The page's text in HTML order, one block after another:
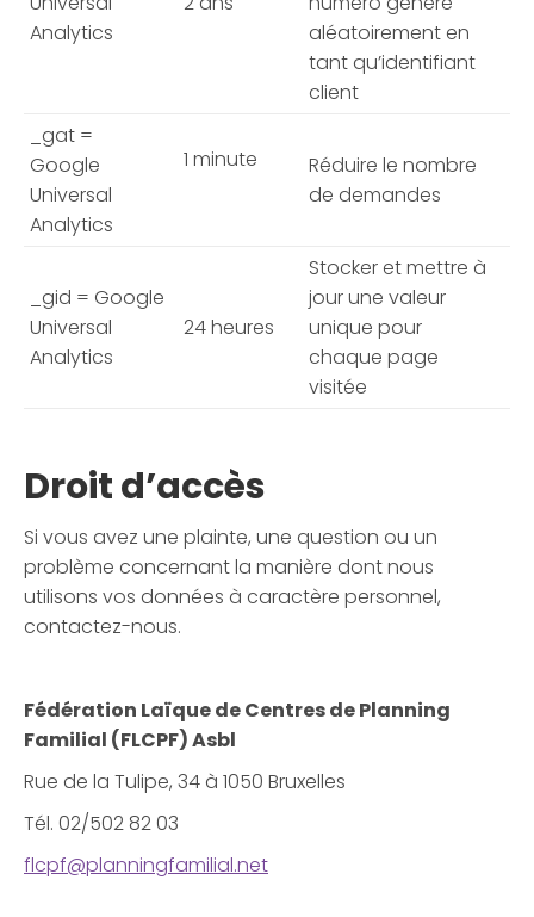
Analytics
aléatoirement en
tant qu’identifiant
client
_gat =
Google
Universal
Analytics
1 minute
Réduire le nombre
de demandes
_gid = Google
Universal
Analytics
24 heures
Stocker et mettre à
jour une valeur
unique pour
chaque page
visitée
Droit d’accès
Si vous avez une plainte, une question ou un
problème concernant la manière dont nous
utilisons vos données à caractère personnel,
contactez-nous.
Fédération Laïque de Centres de Planning
Familial (FLCPF) Asbl
Rue de la Tulipe, 34 à 1050 Bruxelles
Tél. 02/502 82 03
flcpf@planningfamilial.net